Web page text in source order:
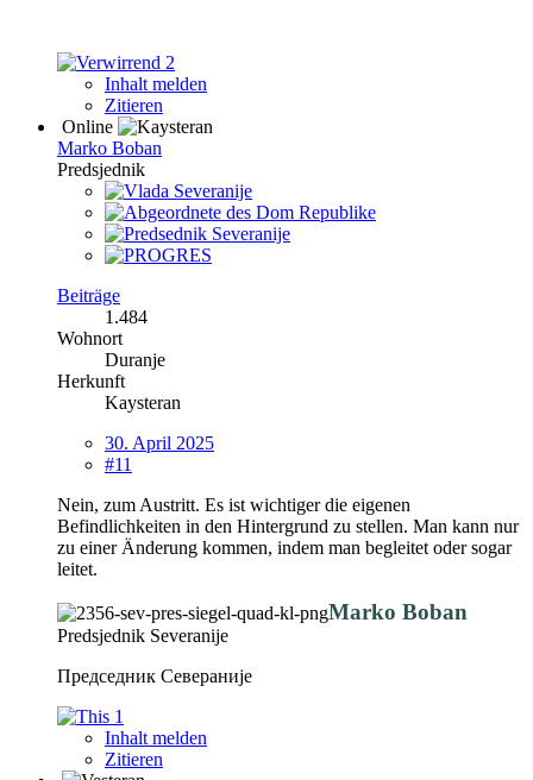
2
Inhalt melden
Zitieren
Online
Marko Boban
Predsjednik
Beiträge
1.484
Wohnort
Duranje
Herkunft
Kaysteran
30. April 2025
#11
Nein, zum Austritt. Es ist wichtiger die eigenen
Befindlichkeiten in den Hintergrund zu stellen. Man kann nur
zu einer Änderung kommen, indem man begleitet oder sogar
leitet.
Marko Boban
Predsjednik Severanije
Председник Севераније
1
Inhalt melden
Zitieren